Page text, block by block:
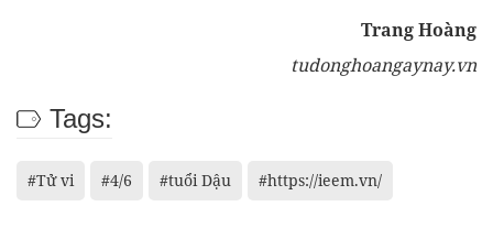
Trang Hoàng
tudonghoangaynay.vn
Tags:
#Tử vi #4/6 #tuổi Dậu #https://ieem.vn/